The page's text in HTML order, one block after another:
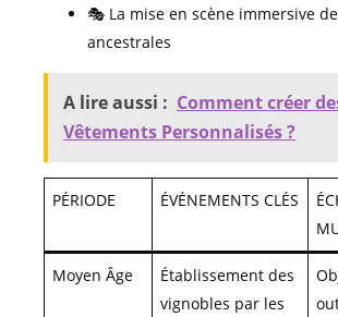
🎭 La mise en scène immersive
ancestrales
A lire aussi : Comment créer
Vêtements Personnalisés ?
PÉRIODE ÉVÉNEMENTS CLÉS
Moyen Âge
Établissement des
vignobles par les